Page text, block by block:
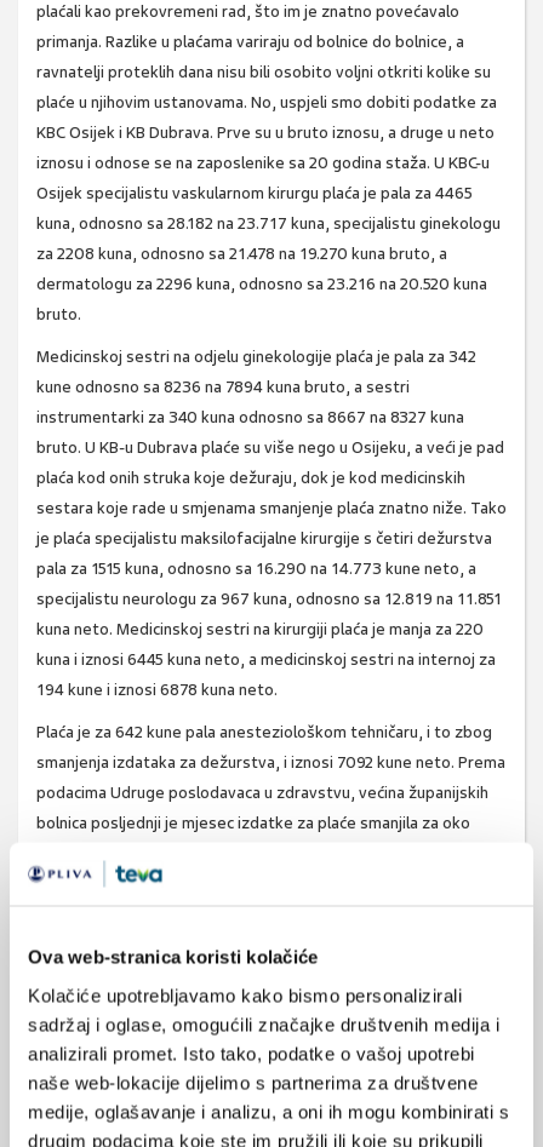
Ova web-stranica koristi kolačiće
Kolačiće upotrebljavamo kako bismo personalizirali
sadržaj i oglase, omogućili značajke društvenih medija i
analizirali promet. Isto tako, podatke o vašoj upotrebi
naše web-lokacije dijelimo s partnerima za društvene
medije, oglašavanje i analizu, a oni ih mogu kombinirati s
drugim podacima koje ste im pružili ili koje su prikupili
plaćali kao prekovremeni rad, što im je znatno povećavalo
primanja. Razlike u plaćama variraju od bolnice do bolnice, a
ravnatelji proteklih dana nisu bili osobito voljni otkriti kolike su
plaće u njihovim ustanovama. No, uspjeli smo dobiti podatke za
KBC Osijek i KB Dubrava. Prve su u bruto iznosu, a druge u neto
iznosu i odnose se na zaposlenike sa 20 godina staža. U KBC-u
Osijek specijalistu vaskularnom kirurgu plaća je pala za 4465
kuna, odnosno sa 28.182 na 23.717 kuna, specijalistu ginekologu
za 2208 kuna, odnosno sa 21.478 na 19.270 kuna bruto, a
dermatologu za 2296 kuna, odnosno sa 23.216 na 20.520 kuna
bruto.
Medicinskoj sestri na odjelu ginekologije plaća je pala za 342
kune odnosno sa 8236 na 7894 kuna bruto, a sestri
instrumentarki za 340 kuna odnosno sa 8667 na 8327 kuna
bruto. U KB-u Dubrava plaće su više nego u Osijeku, a veći je pad
plaća kod onih struka koje dežuraju, dok je kod medicinskih
sestara koje rade u smjenama smanjenje plaća znatno niže. Tako
je plaća specijalistu maksilofacijalne kirurgije s četiri dežurstva
pala za 1515 kuna, odnosno sa 16.290 na 14.773 kune neto, a
specijalistu neurologu za 967 kuna, odnosno sa 12.819 na 11.851
kuna neto. Medicinskoj sestri na kirurgiji plaća je manja za 220
kuna i iznosi 6445 kuna neto, a medicinskoj sestri na internoj za
194 kune i iznosi 6878 kuna neto.
Plaća je za 642 kune pala anesteziološkom tehničaru, i to zbog
smanjenja izdataka za dežurstva, i iznosi 7092 kune neto. Prema
podacima Udruge poslodavaca u zdravstvu, većina županijskih
bolnica posljednji je mjesec izdatke za plaće smanjila za oko
sindikata, povukli suglasnosti prema kojima su liječnici mogli
pridržavati EU direktive. No, ministar ima na raspolaganju
omogućuje upravo kolektivni ugovor.
Cijeli tekst potražite u Poslovnom dnevniku.
www.poslovni.hr